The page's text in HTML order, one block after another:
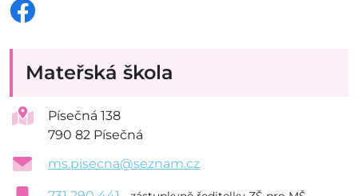
Mateřská škola
Písečná 138
790 82 Písečná
ms.pisecna@seznam.cz